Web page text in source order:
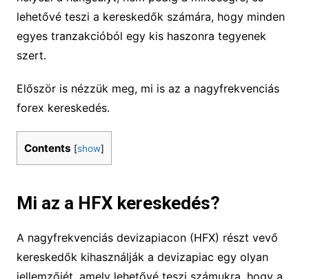
lehetővé teszi a kereskedők számára, hogy minden
egyes tranzakcióból egy kis haszonra tegyenek
szert.
Először is nézzük meg, mi is az a nagyfrekvenciás
forex kereskedés.
Contents [show]
Mi az a HFX kereskedés?
A nagyfrekvenciás devizapiacon (HFX) részt vevő
kereskedők kihasználják a devizapiac egy olyan
jellemzőjét, amely lehetővé teszi számukra, hogy a